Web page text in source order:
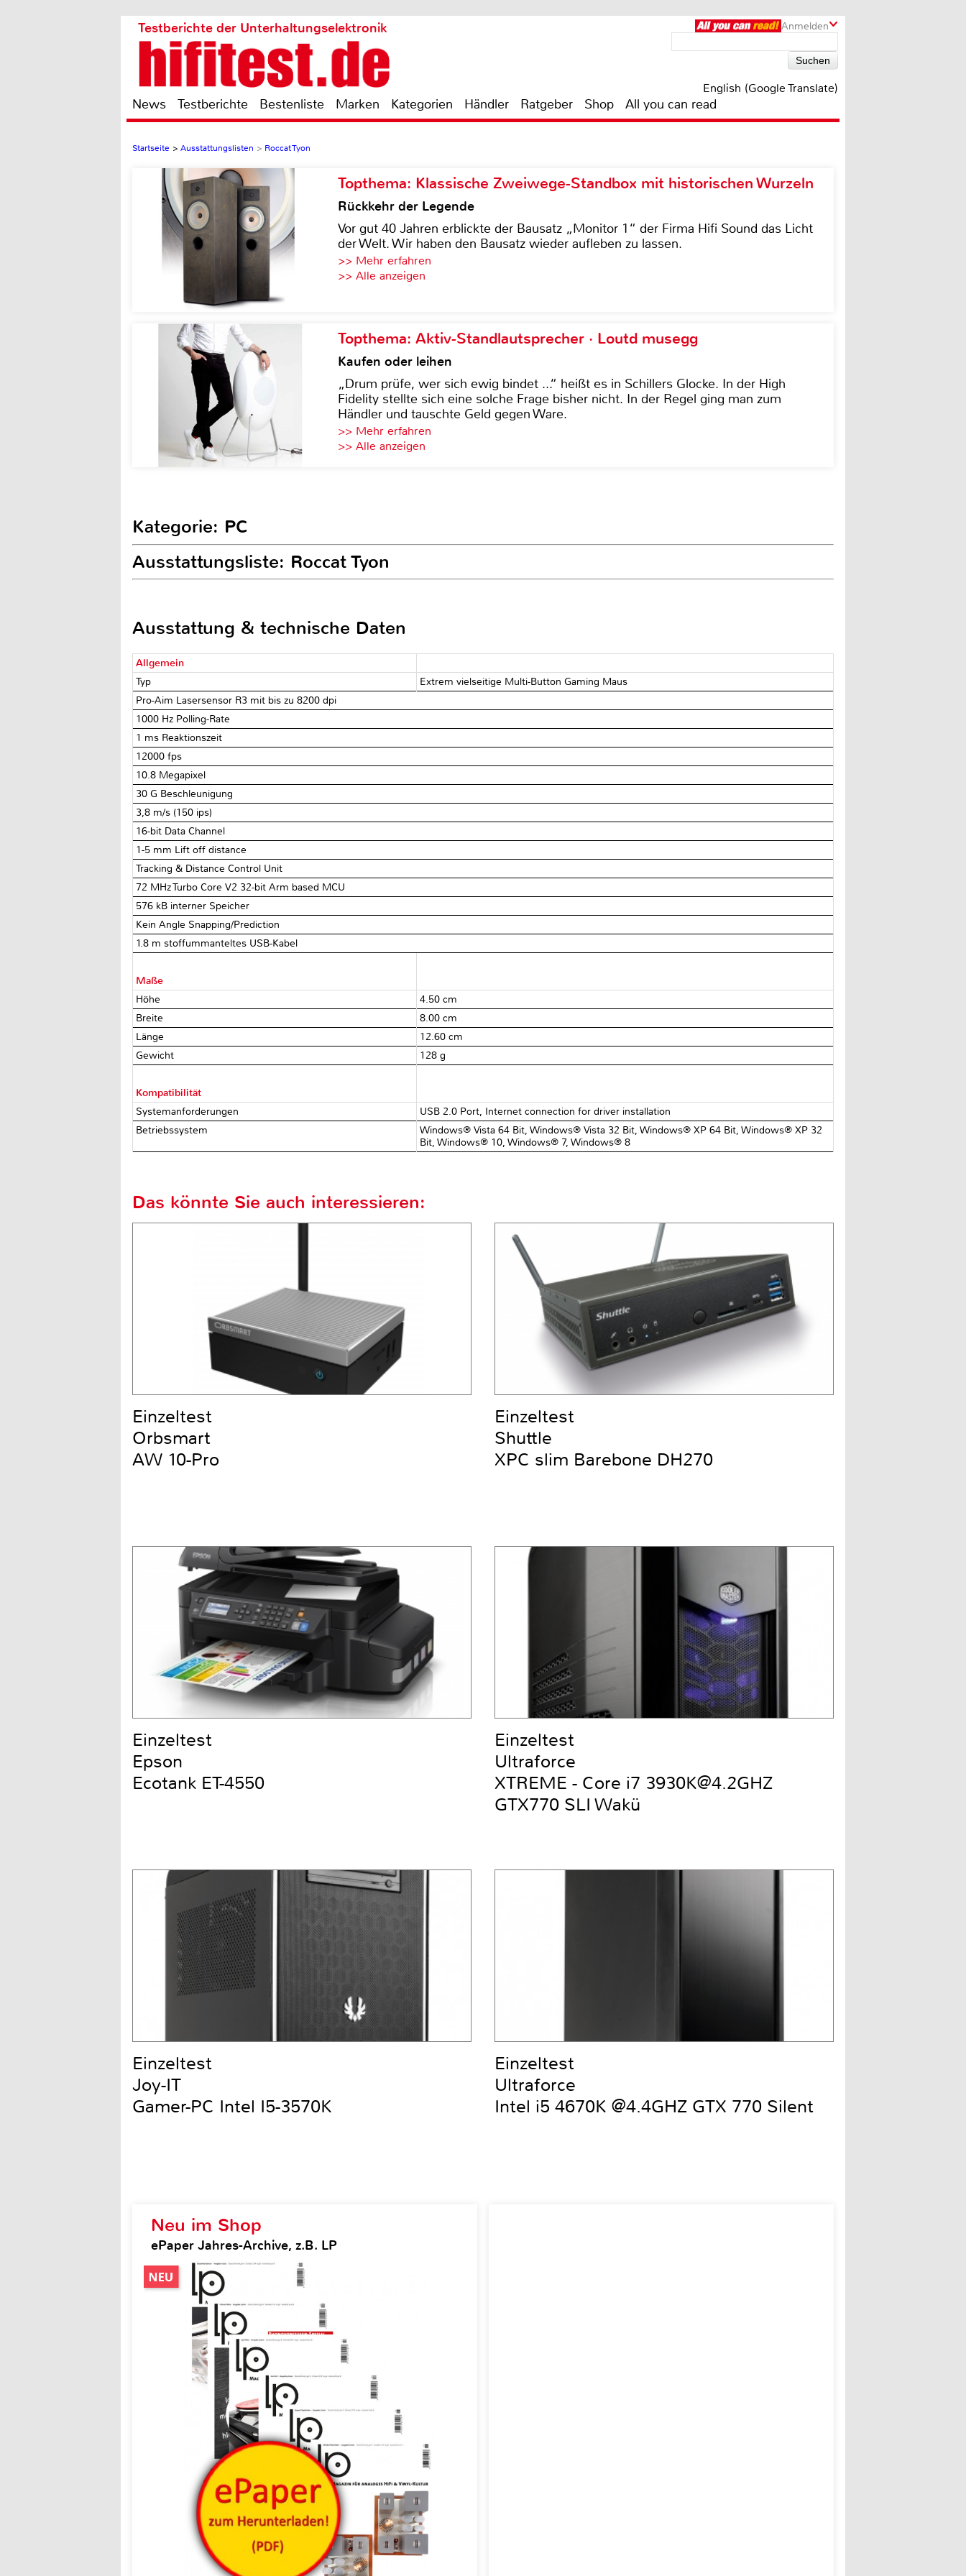
Anmelden
Testberichte der Unterhaltungselektronik
English (Google Translate)
News Testberichte Bestenliste Marken Kategorien Händler Ratgeber Shop All you can read
Startseite > Ausstattungslisten > Roccat Tyon
Topthema: Klassische Zweiwege-Standbox mit historischen Wurzeln
Rückkehr der Legende
Vor gut 40 Jahren erblickte der Bausatz „Monitor 1“ der Firma Hifi Sound das Licht
der Welt. Wir haben den Bausatz wieder aufleben zu lassen.
>> Mehr erfahren
>> Alle anzeigen
Topthema: Aktiv-Standlautsprecher · Loutd musegg
Kaufen oder leihen
„Drum prüfe, wer sich ewig bindet ...“ heißt es in Schillers Glocke. In der High
Fidelity stellte sich eine solche Frage bisher nicht. In der Regel ging man zum
Händler und tauschte Geld gegen Ware.
>> Mehr erfahren
>> Alle anzeigen
Kategorie: PC
Ausstattungsliste: Roccat Tyon
Ausstattung & technische Daten
Typ Extrem vielseitige Multi-Button Gaming Maus
Allgemein
Pro-Aim Lasersensor R3 mit bis zu 8200 dpi
1000 Hz Polling-Rate
1 ms Reaktionszeit
12000 fps
10.8 Megapixel
30 G Beschleunigung
3,8 m/s (150 ips)
16-bit Data Channel
1-5 mm Lift off distance
Tracking & Distance Control Unit
72 MHz Turbo Core V2 32-bit Arm based MCU
576 kB interner Speicher
Kein Angle Snapping/Prediction
1.8 m stoffummanteltes USB-Kabel
Maße
Höhe
4.50 cm
Breite
8.00 cm
Länge
12.60 cm
Gewicht
128 g
Kompatibilität
Systemanforderungen
USB 2.0 Port, Internet connection for driver installation
Betriebssystem
Windows® Vista 64 Bit, Windows® Vista 32 Bit, Windows® XP 64 Bit, Windows® XP 32
Bit, Windows® 10, Windows® 7, Windows® 8
Neu im Shop
ePaper Jahres-Archive, z.B. LP
Das könnte Sie auch interessieren:
Einzeltest
Orbsmart
AW 10-Pro
Einzeltest
Shuttle
XPC slim Barebone DH270
Einzeltest
Epson
Ecotank ET-4550
Einzeltest
Ultraforce
XTREME - Core i7 3930K@4.2GHZ
GTX770 SLI Wakü
Einzeltest
Joy-IT
Gamer-PC Intel I5-3570K
Einzeltest
Ultraforce
Intel i5 4670K @4.4GHZ GTX 770 Silent